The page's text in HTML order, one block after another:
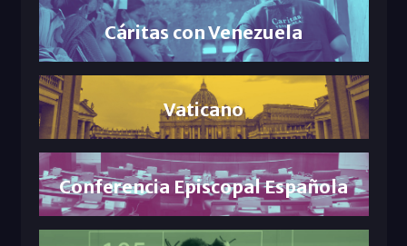
Cáritas con Venezuela
Vaticano
Conferencia Episcopal Española